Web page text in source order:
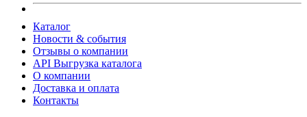
Каталог
Новости & события
Отзывы о компании
API Выгрузка каталога
О компании
Доставка и оплата
Контакты